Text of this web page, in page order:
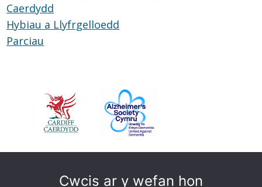
Caerdydd
Hybiau a Llyfrgelloedd
Parciau
Cwcis ar y wefan hon